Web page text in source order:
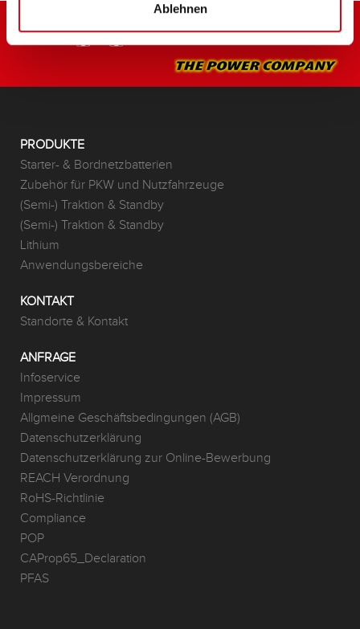
Ablehnen
PRODUKTE
Starter- & Bordnetzbatterien
Zubehör für PKW und Nutzfahrzeuge
(Semi-) Traktion & Standby
(Semi-) Traktion & Standby
Lithium
Anwendungsbereiche
KONTAKT
Standorte & Kontakt
ANFRAGE
Infoservice
Impressum
Allgmeine Geschäftsbedingungen (AGB)
Datenschutzerklärung
Datenschutzerklärung zur Online-Bewerbung
REACH Verordnung
RoHS-Richtlinie
Compliance
POP
CAProp65_Declaration
PFAS